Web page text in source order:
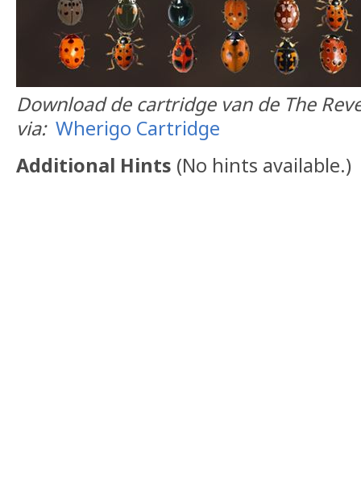
Download de cartridge van de The
via: Wherigo Cartridge
Additional Hints (No hints available.)